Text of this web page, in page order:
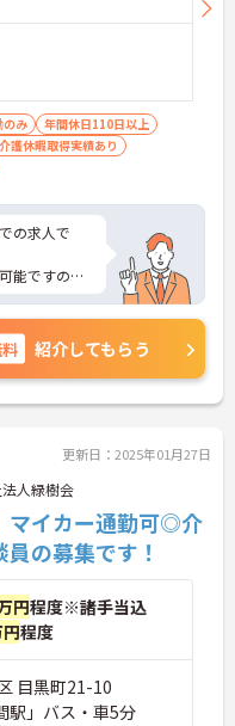
のみ
年間休日110日以上
護休暇取得実績あり
の求人で
能ですので
ベート充実
下さい。
紹介してもらう
更新日：2025年01月27日
人緑樹会
マイカー通勤可◎介
の募集です！
円程度※諸手当込
程度
目黒町21-10
駅」バス・車5分